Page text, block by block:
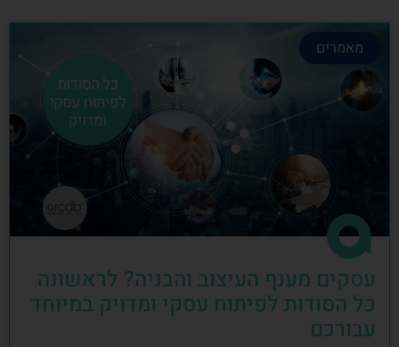
מאמרים
עסקים מענף העיצוב והבניה? לראשונה
כל הסודות לפיתוח עסקי ומדויק במיוחד
עבורכם